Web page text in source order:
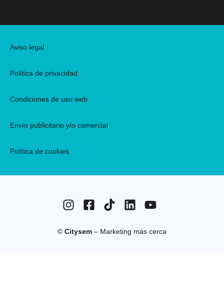
Aviso legal
Política de privacidad
Condiciones de uso web
Envío publicitario y/o comercial
Política de cookies
© Citysem – Marketing más cerca